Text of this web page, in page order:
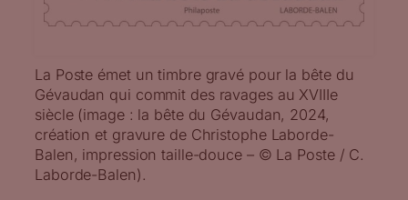
La Poste émet un timbre gravé pour la bête du
Gévaudan qui commit des ravages au XVIIIe
siècle (image : la bête du Gévaudan, 2024,
création et gravure de Christophe Laborde-
Balen, impression taille-douce – © La Poste / C.
Laborde-Balen).